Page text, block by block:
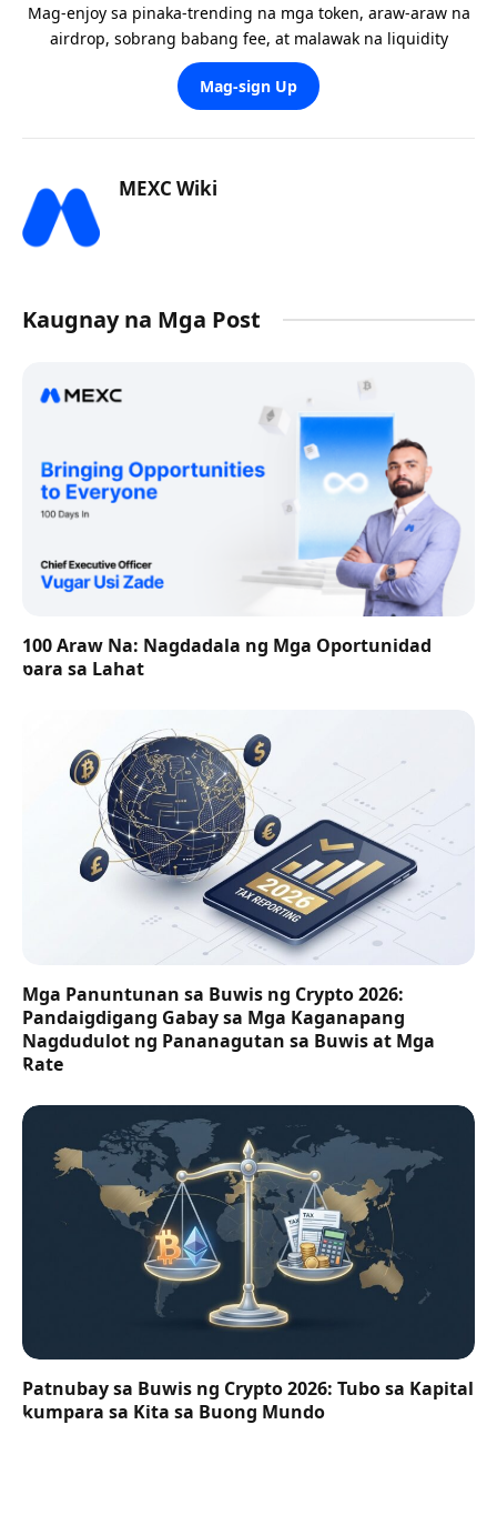
Mag-enjoy sa pinaka-trending na mga token, araw-araw na
airdrop, sobrang babang fee, at malawak na liquidity
Mag-sign Up
MEXC Wiki
Kaugnay na Mga Post
100 Araw Na: Nagdadala ng Mga Oportunidad
para sa Lahat
Mga Panuntunan sa Buwis ng Crypto 2026:
Pandaigdigang Gabay sa Mga Kaganapang
Nagdudulot ng Pananagutan sa Buwis at Mga
Rate
Patnubay sa Buwis ng Crypto 2026: Tubo sa Kapital
kumpara sa Kita sa Buong Mundo